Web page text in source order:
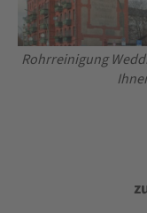
Rohrreinigung